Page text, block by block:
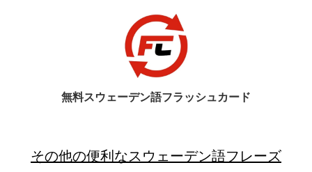
無料スウェーデン語フラッシュカード
その他の便利なスウェーデン語フレーズ